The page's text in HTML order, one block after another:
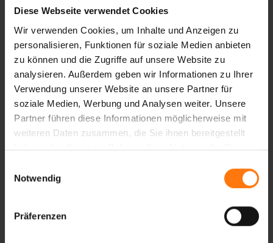
Diese Webseite verwendet Cookies
Wir verwenden Cookies, um Inhalte und Anzeigen zu
personalisieren, Funktionen für soziale Medien anbieten
zu können und die Zugriffe auf unsere Website zu
analysieren. Außerdem geben wir Informationen zu Ihrer
Verwendung unserer Website an unsere Partner für
soziale Medien, Werbung und Analysen weiter. Unsere
Partner führen diese Informationen möglicherweise mit
weiteren Daten zusammen, die Sie ihnen bereitgestellt
haben oder die sie im Rahmen Ihrer Nutzung der Dienste
Notwendig
Präferenzen
Ziener
Skigloves
Skihandschuhe
Skibekleidung
skiclothing
skiwear
Teamwear
Skischulen
Gewinnspiel
season